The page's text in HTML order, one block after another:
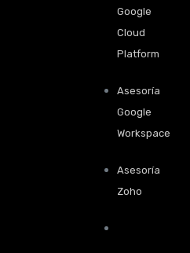
Google
Cloud
Platform
Asesoría
Google
Workspace
Asesoría
Zoho